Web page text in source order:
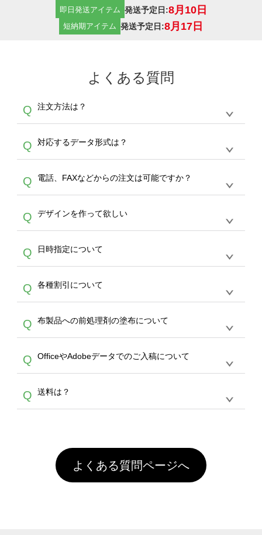
即日発送アイテム 発送予定日:8月10日
短納期アイテム 発送予定日:8月17日
よくある質問
Q 注文方法は？
A
生産にて承っております。デザインツールから
デザインの作成から決済まで完了できます。
30枚以上やシルク印刷など、大口注文の場合
は、サポートが担当するエコバッグコンシェル
やタンブラーコンシェルをご利用ください。製
作する数量が多ければ多いほど、オンデマンド
サービスよりも低価格で製作することが可能で
す。
Q 対応するデータ形式は？
A
ドできるデータ形式は、JPG / PNG / AI / PSD /
PDF 形式になります。データの最大サイズ
写真などもアップロード可能です。使用できな
い画像はエラーになります。（※ Illustratorか
らの直接入稿には対応していません。AIで保存
し、デザインツールからアップロードして下さ
い）
Q 電話、FAXなどからの注文は可能ですか？
A
文のみ受け付けております。30個以上のご製
作をお考えの方は、サポートが担当するエコバ
スをご利用頂ければ、電話やFAX、メールなど
でご注文が可能です。
Q デザインを作って欲しい
A
を作って欲しい。などの場合は、製作数量が
30個以上であれば、サポート担当が、デザイ
バッグコンシェル
サー
ビスをご利用ください。(※ 30個以下の場合
は、デザインツールをご利用ください)
Q 日時指定について
A
ん。発送後18時以降に配送業者・伝票番号を
メールでお知らせいたしますので、直接配送業
者にご連絡いただき調整をお願い致します。
Q 各種割引について
A
カート内で自動的に割引(最大50%)が適用され
ます。 【付与ポイント】購入金額の1％が1ポ
イントとして付与され、次回ご注文時に1ポイ
ント＝1円としてお使いいただけます。ポイン
トは発送完了の翌日に付与され、次回ご注文時
からご利用頂けます。ポイントの有効期限は一
年間です。【会員ランク】過去10カ月のご注
文回数により会員ランク割引(最大5%)が適用
頂いても、ログインがされていなければ、ラン
クにカウントがされません。
Q 布製品への前処理剤の塗布について
A
意点（前処理剤）】カラー生地（Tシャツのホ
ワイト、トートバッグのナチュラル、ホワイト
といって、プリントを定着させるための処理剤
を塗布しており、短納期・低価格で商品をお届
害な性質で、水洗いで落とすことが可能です。
お手数ですが、お客様ご自身にて着用前に落と
していただけますようお願いいたします。※1
通常注文・直送機能でのご注文に関わらず、前
Q OfficeやAdobeデータでのご入稿について
A
ません。いずれのデータも該当デザインのみ画
像(JPEG,PNG,GIF,PDF)に変換、またはAdobe
Q 送料は？
引」などによるお値引きで4,000円未満になる
場合は送料がかかりますので、ご注意くださ
い。
よくある質問ページへ